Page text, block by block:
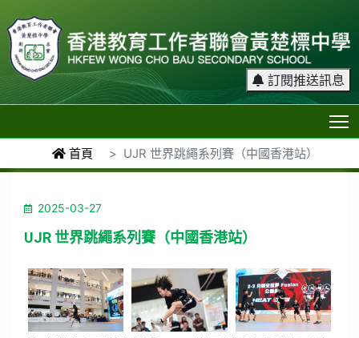
訂閱推送訊息
首頁 UJR 世界跳繩系列賽（中國香港站）
2025-03-27
UJR 世界跳繩系列賽（中國香港站）